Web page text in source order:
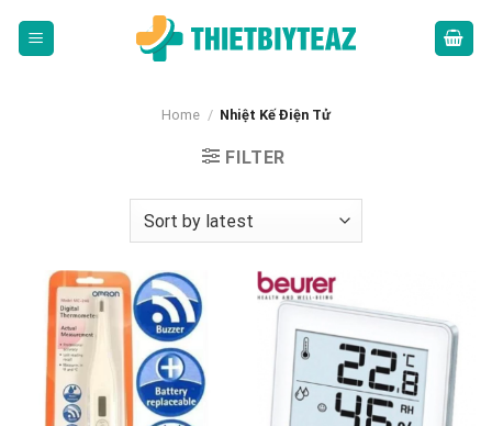
Home / Nhiệt Kế Điện Tử
FILTER